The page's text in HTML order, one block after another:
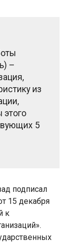
–
из
5
подписал
15 декабря
к